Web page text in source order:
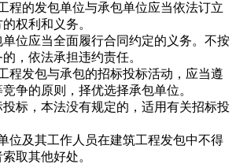
的发包单位与承包单位应当依法订立
权利和义务。
应当全面履行合同约定的义务。不按
，依法承担违约责任。
发包与承包的招标投标活动，应当遵
争的原则，择优选择承包单位。
，本法没有规定的，适用有关招标投
及其工作人员在建筑工程发包中不得
取其他好处。